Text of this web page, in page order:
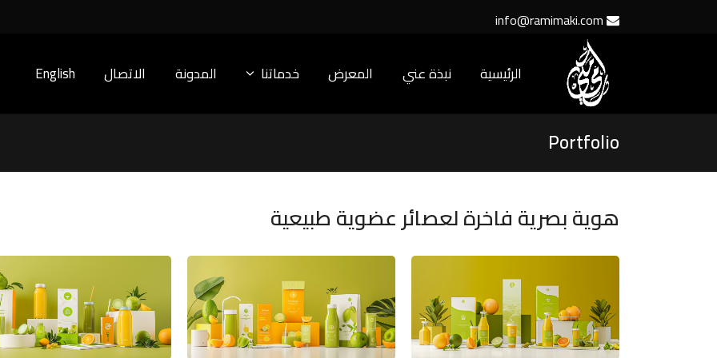
info@ramimaki.com
الرئيسية نبذة عني المعرض خدماتنا المدونة الاتصال English
Portfolio
هوية بصرية فاخرة لعصائر عضوية طبيعية